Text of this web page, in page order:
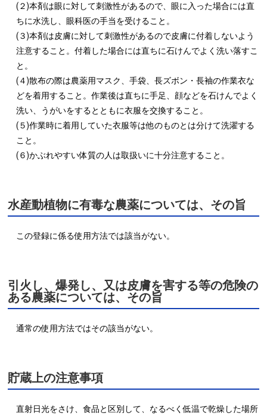
(２)本剤は眼に対して刺激性があるので、眼に入った場合には直
ちに水洗し、眼科医の手当を受けること。
(３)本剤は皮膚に対して刺激性があるので皮膚に付着しないよう
注意すること。付着した場合には直ちに石けんでよく洗い落すこ
と。
(４)散布の際は農薬用マスク、手袋、長ズボン・長袖の作業衣な
どを着用すること。作業後は直ちに手足、顔などを石けんでよく
洗い、うがいをするとともに衣服を交換すること。
(５)作業時に着用していた衣服等は他のものとは分けて洗濯する
こと。
(６)かぶれやすい体質の人は取扱いに十分注意すること。
水産動植物に有毒な農薬については、その旨
この登録に係る使用方法では該当がない。
引火し、爆発し、又は皮膚を害する等の危険の
ある農薬については、その旨
通常の使用方法ではその該当がない。
貯蔵上の注意事項
直射日光をさけ、食品と区別して、なるべく低温で乾燥した場所